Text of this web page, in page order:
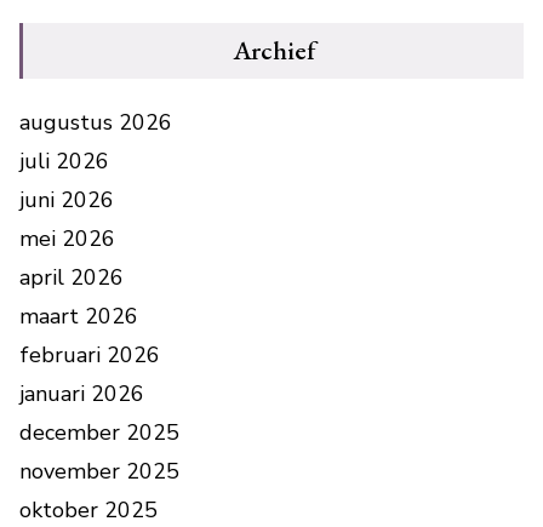
Archief
augustus 2026
juli 2026
juni 2026
mei 2026
april 2026
maart 2026
februari 2026
januari 2026
december 2025
november 2025
oktober 2025